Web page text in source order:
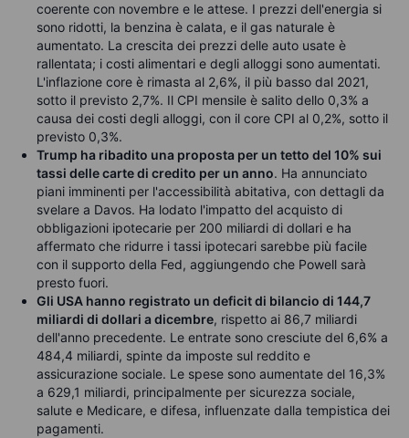
coerente con novembre e le attese. I prezzi dell'energia si
sono ridotti, la benzina è calata, e il gas naturale è
aumentato. La crescita dei prezzi delle auto usate è
rallentata; i costi alimentari e degli alloggi sono aumentati.
L'inflazione core è rimasta al 2,6%, il più basso dal 2021,
sotto il previsto 2,7%. Il CPI mensile è salito dello 0,3% a
causa dei costi degli alloggi, con il core CPI al 0,2%, sotto il
previsto 0,3%.
Trump ha ribadito una proposta per un tetto del 10% sui
tassi delle carte di credito per un anno. Ha annunciato
piani imminenti per l'accessibilità abitativa, con dettagli da
svelare a Davos. Ha lodato l'impatto del acquisto di
obbligazioni ipotecarie per 200 miliardi di dollari e ha
affermato che ridurre i tassi ipotecari sarebbe più facile
con il supporto della Fed, aggiungendo che Powell sarà
presto fuori.
Gli USA hanno registrato un deficit di bilancio di 144,7
miliardi di dollari a dicembre, rispetto ai 86,7 miliardi
dell'anno precedente. Le entrate sono cresciute del 6,6% a
484,4 miliardi, spinte da imposte sul reddito e
assicurazione sociale. Le spese sono aumentate del 16,3%
a 629,1 miliardi, principalmente per sicurezza sociale,
salute e Medicare, e difesa, influenzate dalla tempistica dei
pagamenti.